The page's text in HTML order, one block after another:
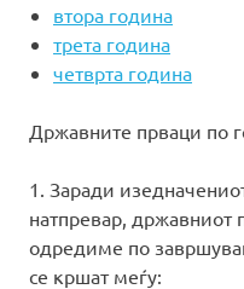
втора година
трета година
четврта година
Државните прваци по
1. Заради
натпревар, државниот
одредиме по
се кршат меѓу: